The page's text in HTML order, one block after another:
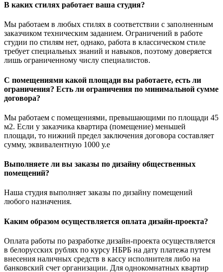
В каких стилях работает ваша студия?
Мы работаем в любых стилях в соответствии с заполненным
заказчиком техническим заданием. Ограничений в работе
студии по стилям нет, однако, работа в классическом стиле
требует специальных знаний и навыков, поэтому доверяется
лишь ограниченному числу специалистов.
С помещениями какой площади вы работаете, есть ли
ограничения? Есть ли ограничения по минимальной сумме
договора?
Мы работаем с помещениями, превышающими по площади 45
м2. Если у заказчика квартира (помещение) меньшей
площади, то нижний предел заключения договора составляет
сумму, эквивалентную 1000 у.е
Выполняете ли вы заказы по дизайну общественных
помещений?
Наша студия выполняет заказы по дизайну помещений
любого назначения.
Каким образом осуществляется оплата дизайн-проекта?
Оплата работы по разработке дизайн-проекта осуществляется
в белорусских рублях по курсу НБРБ на дату платежа путем
внесения наличных средств в кассу исполнителя либо на
банковский счет организации. Для однокомнатных квартир